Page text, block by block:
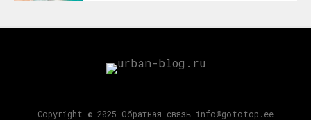
Copyright © 2025 Обратная связь info@gototop.ee